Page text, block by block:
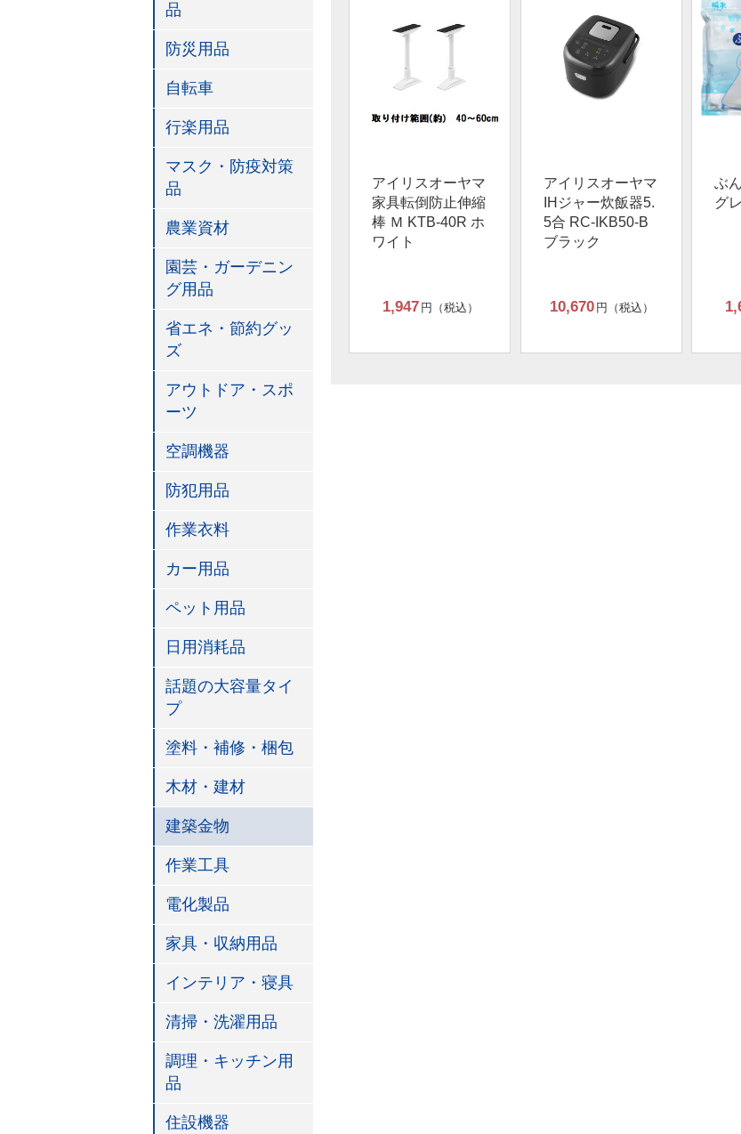
品
防災用品
自転車
行楽用品
マスク・防疫対策
品
農業資材
園芸・ガーデニン
グ用品
省エネ・節約グッ
ズ
アウトドア・スポ
ーツ
空調機器
防犯用品
作業衣料
カー用品
ペット用品
日用消耗品
話題の大容量タイ
プ
塗料・補修・梱包
木材・建材
建築金物
作業工具
電化製品
家具・収納用品
インテリア・寝具
清掃・洗濯用品
調理・キッチン用
品
住設機器
アイリスオーヤマ
家具転倒防止伸縮
棒 Ｍ KTB-40R ホ
ワイト
1,947 円（税込）
アイリスオーヤマ
IHジャー炊飯器5.
5合 RC-IKB50-B
ブラック
10,670 円（税込）
ぶ
グ